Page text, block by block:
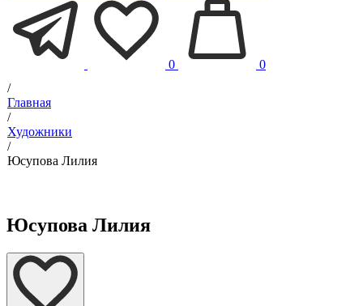
0
0
/
Главная
/
Художники
/
Юсупова Лилия
Юсупова Лилия